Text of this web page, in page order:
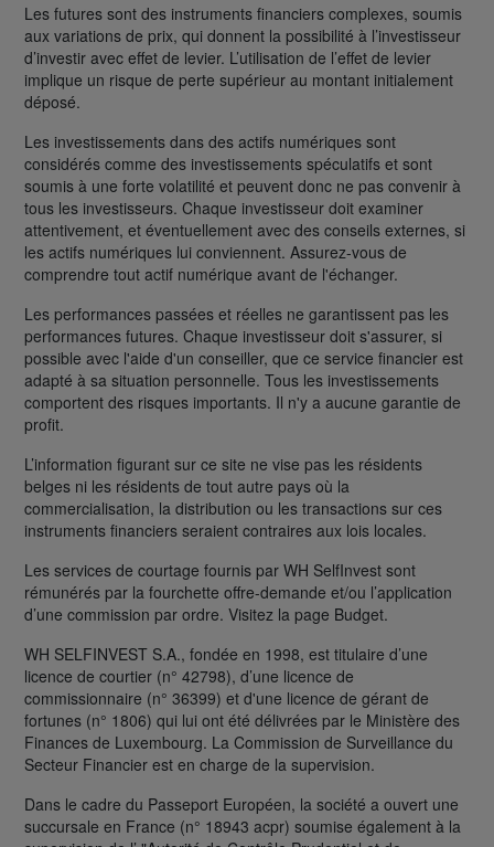
Les futures sont des instruments financiers complexes, soumis
aux variations de prix, qui donnent la possibilité à l’investisseur
d’investir avec effet de levier. L’utilisation de l’effet de levier
implique un risque de perte supérieur au montant initialement
déposé.
Les investissements dans des actifs numériques sont
considérés comme des investissements spéculatifs et sont
soumis à une forte volatilité et peuvent donc ne pas convenir à
tous les investisseurs. Chaque investisseur doit examiner
attentivement, et éventuellement avec des conseils externes, si
les actifs numériques lui conviennent. Assurez-vous de
comprendre tout actif numérique avant de l'échanger.
Les performances passées et réelles ne garantissent pas les
performances futures. Chaque investisseur doit s'assurer, si
possible avec l'aide d'un conseiller, que ce service financier est
adapté à sa situation personnelle. Tous les investissements
comportent des risques importants. Il n'y a aucune garantie de
profit.
L’information figurant sur ce site ne vise pas les résidents
belges ni les résidents de tout autre pays où la
commercialisation, la distribution ou les transactions sur ces
instruments financiers seraient contraires aux lois locales.
Les services de courtage fournis par WH SelfInvest sont
rémunérés par la fourchette offre-demande et/ou l’application
d’une commission par ordre. Visitez la page Budget.
WH SELFINVEST S.A., fondée en 1998, est titulaire d’une
licence de courtier (n° 42798), d’une licence de
commissionnaire (n° 36399) et d'une licence de gérant de
fortunes (n° 1806) qui lui ont été délivrées par le Ministère des
Finances de Luxembourg. La Commission de Surveillance du
Secteur Financier est en charge de la supervision.
Dans le cadre du Passeport Européen, la société a ouvert une
succursale en France (n° 18943 acpr) soumise également à la